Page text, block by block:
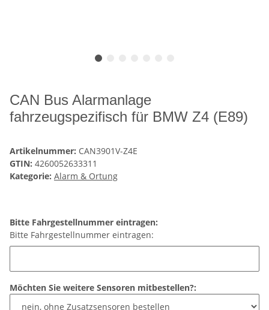
CAN Bus Alarmanlage
fahrzeugspezifisch für BMW Z4 (E89)
Artikelnummer: CAN3901V-Z4E
GTIN: 4260052633311
Kategorie: Alarm & Ortung
Bitte Fahrgestellnummer eintragen:
Bitte Fahrgestellnummer eintragen:
Möchten Sie weitere Sensoren mitbestellen?: